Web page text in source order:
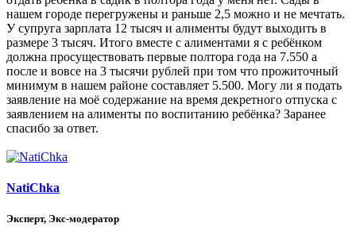
нашем городе перегружены и раньше 2,5 можно и не мечтать.
У супруга зарплата 12 тысяч и алименты будут выходить в
размере 3 тысяч. Итого вместе с алиментами я с ребёнком
должна просуществовать первые полтора года на 7.550 а
после и вовсе на 3 тысячи рублей при том что прожиточный
минимум в нашем районе составляет 5.500. Могу ли я подать
заявление на моё содержание на время декретного отпуска с
заявлением на алименты по воспитанию ребёнка? Заранее
спасибо за ответ.
NatiChka
Эксперт, Экс-модератор